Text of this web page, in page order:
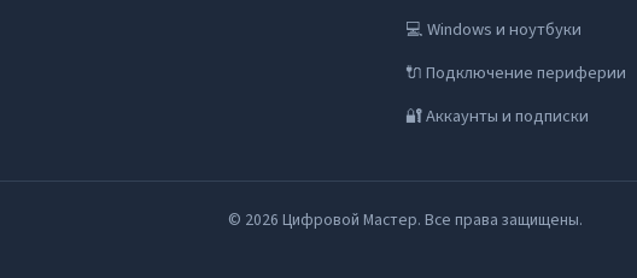
💻 Windows и ноутбуки
🔌 Подключение периферии
🔐 Аккаунты и подписки
© 2026 Цифровой Мастер. Все права защищены.